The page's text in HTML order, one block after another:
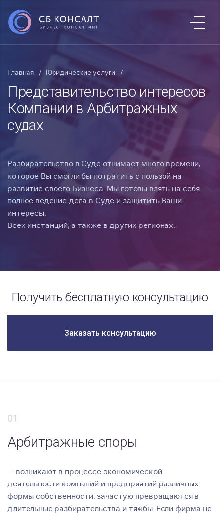
Главная Юридические услуги
Представительство интересов
Компании в Арбитражных
судах
Разбирательство в Суде отнимает много времени,
которое Вы смогли бы потратить с пользой на
развитие своего Бизнеса. Мы готовы взять на себя
полное ведение дела в Суде и защитить Ваши
интересы.
Всех инстанций, а также в других регионах.
Получить бесплатную консультацию
Заказать консультацию
Арбитражные споры
— возникают в процессе экономической
деятельности компаний и предприятий различных
формы собственности, зачастую превращаются в
длительные разбирательства и тяжбы. Если фирма не